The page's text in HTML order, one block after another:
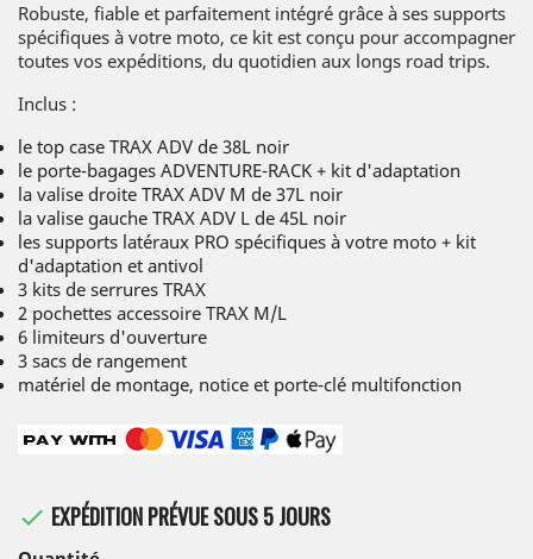
Robuste, fiable et parfaitement intégré grâce à ses supports
spécifiques à votre moto, ce kit est conçu pour accompagner
toutes vos expéditions, du quotidien aux longs road trips.
Inclus :
le top case TRAX ADV de 38L noir
le porte-bagages ADVENTURE-RACK + kit d'adaptation
la valise droite TRAX ADV M de 37L noir
la valise gauche TRAX ADV L de 45L noir
les supports latéraux PRO spécifiques à votre moto + kit
d'adaptation et antivol
3 kits de serrures TRAX
2 pochettes accessoire TRAX M/L
6 limiteurs d'ouverture
3 sacs de rangement
matériel de montage, notice et porte-clé multifonction
 EXPÉDITION PRÉVUE SOUS 5 JOURS